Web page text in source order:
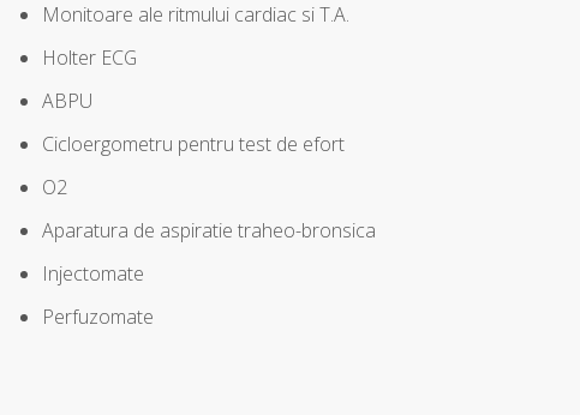
Monitoare ale ritmului cardiac si T.A.
Holter ECG
ABPU
Cicloergometru pentru test de efort
O2
Aparatura de aspiratie traheo-bronsica
Injectomate
Perfuzomate